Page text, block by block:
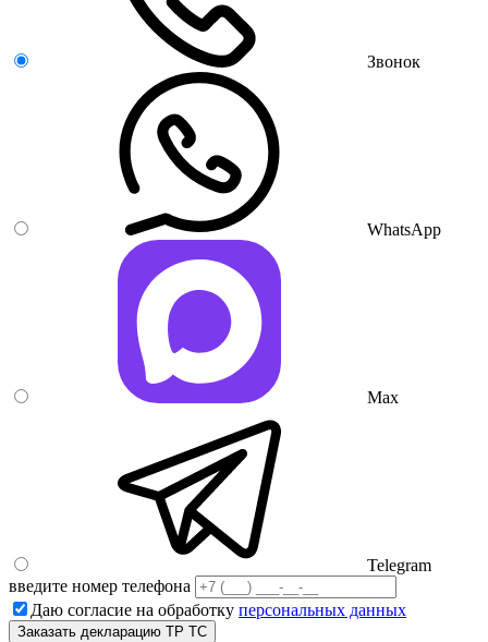
Звонок
WhatsApp
Max
Telegram
введите номер телефона
Даю согласие на обработку персональных данных